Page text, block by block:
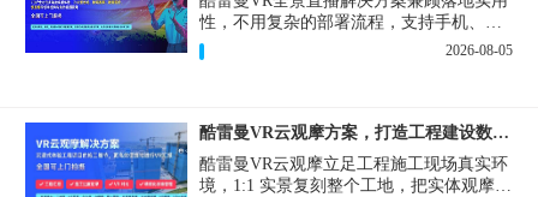
性，不用复杂的部署流程，支持手机、网
页多端访问，解决各行各业 “看得见、信
得过、降成本、提转化” 的实际难题。
2026-08-05
酷雷曼VR云观摩方案，打造工程建设数字化观摩新范式
酷雷曼VR云观摩立足工程施工现场真实环
境，1:1 实景复刻整个工地，把实体观摩会